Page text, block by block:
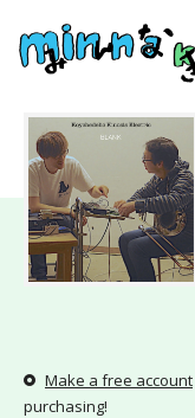
Make a free account
purchasing!